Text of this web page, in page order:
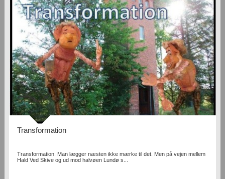
Transformation
Transformation. Man lægger næsten ikke mærke til det. Men på vejen mellem
Hald Ved Skive og ud mod halvøen Lundø s...